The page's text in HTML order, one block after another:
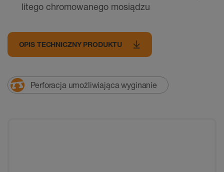
litego chromowanego mosiądzu
OPIS TECHNICZNY PRODUKTU
Perforacja umożliwiająca wyginanie